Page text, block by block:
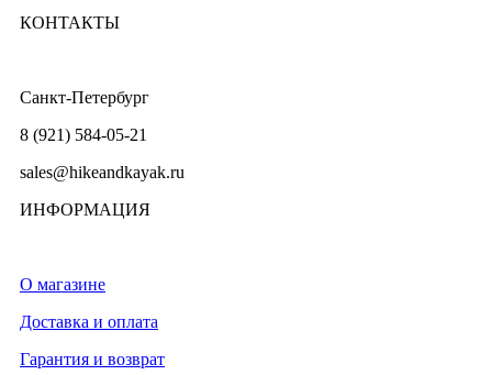
КОНТАКТЫ
Санкт-Петербург
8 (921) 584-05-21
sales@hikeandkayak.ru
ИНФОРМАЦИЯ
О магазине
Доставка и оплата
Гарантия и возврат